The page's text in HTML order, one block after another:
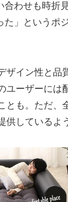
わせも時折
た」というポ
ザイン性と品
ユーザーには
とも。ただ、
供しているよ